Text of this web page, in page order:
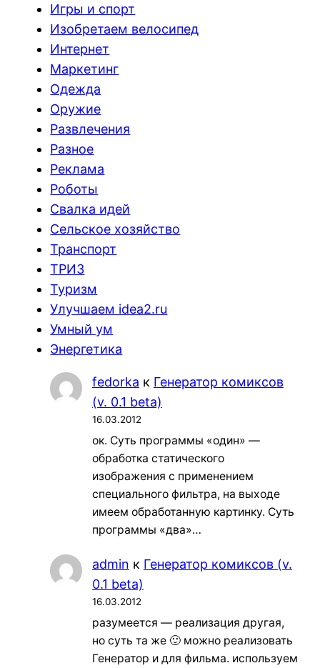
Игры и спорт
Изобретаем велосипед
Интернет
Маркетинг
Одежда
Оружие
Развлечения
Разное
Реклама
Роботы
Свалка идей
Сельское хозяйство
Транспорт
ТРИЗ
Туризм
Улучшаем idea2.ru
Умный ум
Энергетика
fedorka к Генератор комиксов
(v. 0.1 beta)
16.03.2012
ок. Суть программы «один» —
обработка статического
изображения с применением
специального фильтра, на выходе
имеем обработанную картинку. Суть
программы «два»…
admin к Генератор комиксов (v.
0.1 beta)
16.03.2012
разумеется — реализация другая,
но суть та же 🙂 можно реализовать
Генератор и для фильма. используем